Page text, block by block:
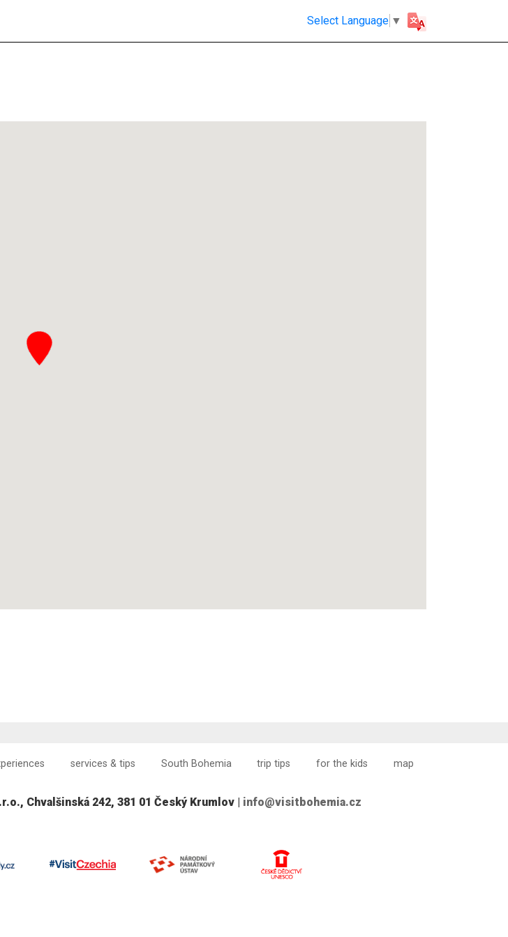
Select Language ▼
services & tips South Bohemia trip tips for the kids map
Chvalšinská 242, 381 01 Český Krumlov | info@visitbohemia.cz